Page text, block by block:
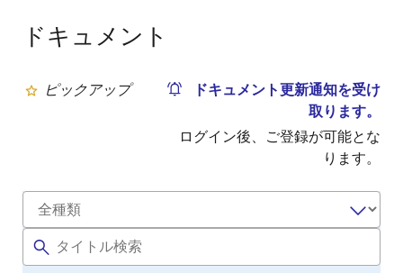
い。
（Example Project Bundleをダウンロードくださ
– RA6M1 MCU グループのさまざまな周辺機能
について見るには、多くのサンプルプロジェクトか
ら選択します。これらのサンプルプロジェクトは、
カスタムアプリケーションを開発する際の第一歩と
してお役立て下さい。
カスタムハードウェアを構築する
使えるプロトタイプの構築を始める- EK-RA6M1 ボ
ドキュメント
ピックアップ
ドキュメント更新通知を受け
取ります。
ログイン後、ご登録が可能とな
ります。